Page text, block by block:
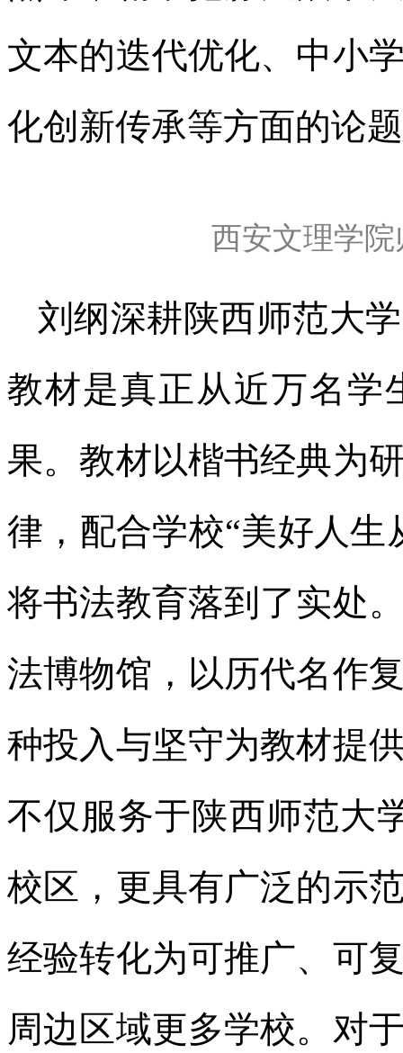
文本的迭代优化、中小
化创新传承等方面的论
西安文理学
刘纲深耕陕西师范大
教材是真正从近万名学
果。教材以楷书经典为
律，配合学校“美好人
将书法教育落到了实处
法博物馆，以历代名作
种投入与坚守为教材提
不仅服务于陕西师范大
校区，更具有广泛的示
经验转化为可推广、可
周边区域更多学校。对